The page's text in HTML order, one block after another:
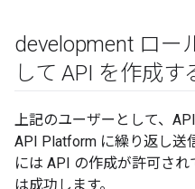
development ロー
して API を作成す
上記のユーザーとして、
API Platform に繰り返し送
には API の作成が許可さ
は成功します。